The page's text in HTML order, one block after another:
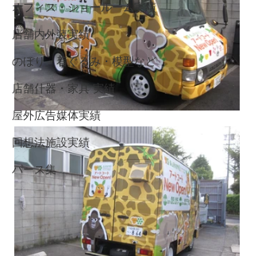
オフィス・ショールーム実績
店舗内外装実績
のぼり・着ぐるみ・模型など
店舗什器・家具 実績
屋外広告媒体実績
回想法施設実績
パース集